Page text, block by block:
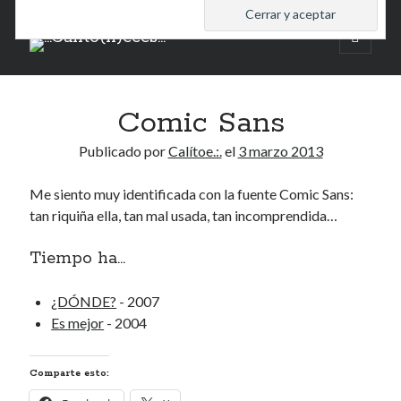
.:.Calito(h)eces.:.
abrir
menú
Barra
No compres, adopta
Calítoe.:.enMI HÁMSTER
Renegibertagu
en
MI HÁMSTER
Comic Sans
Publicado porCalítoe.:.el 3 marzo 2013
Me siento muy identificada con la fuente Comic Sans:
tan riquiña ella, tan mal usada, tan incomprendida…
Tiempo ha...
¿DÓNDE? - 2007
Es mejor - 2004
Comparte esto: